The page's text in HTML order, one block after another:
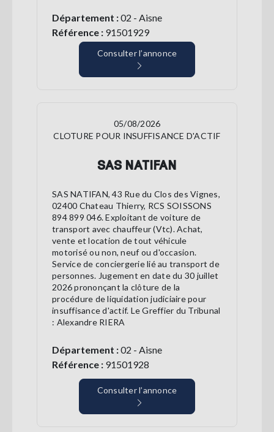
Département :02 - Aisne
Référence : 91501929
Consulter l’annonce
05/08/2026
CLOTURE POUR INSUFFISANCE D'ACTIF
SAS NATIFAN
SAS NATIFAN, 43 Rue du Clos des Vignes,
02400 Chateau Thierry, RCS SOISSONS
894 899 046. Exploitant de voiture de
transport avec chauffeur (Vtc). Achat,
vente et location de tout véhicule
motorisé ou non, neuf ou d'occasion.
Service de conciergerie lié au transport de
personnes. Jugement en date du 30 juillet
2026 prononçant la clôture de la
procédure de liquidation judiciaire pour
insuffisance d'actif. Le Greffier du Tribunal
: Alexandre RIERA
Département :02 - Aisne
Référence : 91501928
Consulter l’annonce